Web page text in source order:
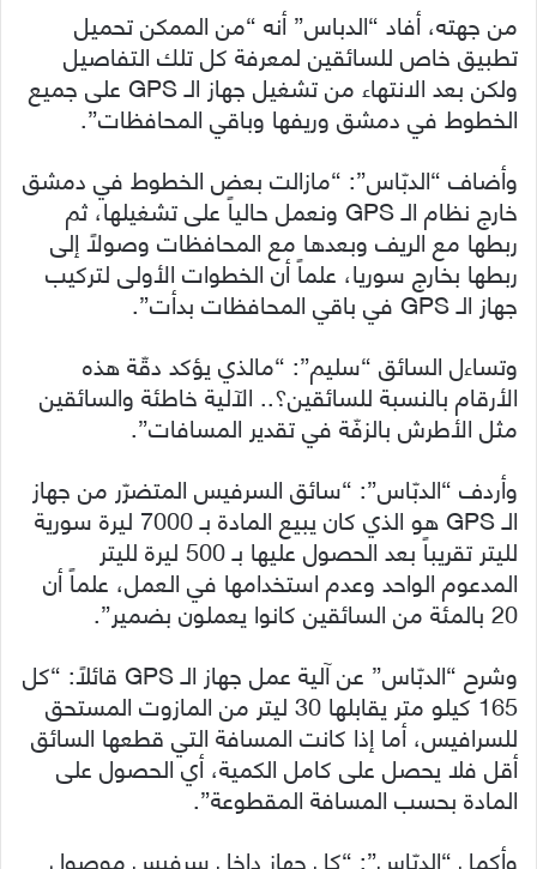
من جهته، أفاد “الدباس” أنه “من الممكن تحميل
تطبيق خاص للسائقين لمعرفة كل تلك التفاصيل
ولكن بعد الانتهاء من تشغيل جهاز الـ GPS على جميع
الخطوط في دمشق وريفها وباقي المحافظات”.
وأضاف “الدبّاس”: “مازالت بعض الخطوط في دمشق
خارج نظام الـ GPS ونعمل حالياً على تشغيلها، ثم
ربطها مع الريف وبعدها مع المحافظات وصولاً إلى
ربطها بخارج سوريا، علماً أن الخطوات الأولى لتركيب
جهاز الـ GPS في باقي المحافظات بدأت”.
وتساءل السائق “سليم”: “مالذي يؤكد دقّة هذه
الأرقام بالنسبة للسائقين؟.. الآلية خاطئة والسائقين
مثل الأطرش بالزفّة في تقدير المسافات”.
وأردف “الدبّاس”: “سائق السرفيس المتضرّر من جهاز
الـ GPS هو الذي كان يبيع المادة بـ 7000 ليرة سورية
لليتر تقريباً بعد الحصول عليها بـ 500 ليرة لليتر
المدعوم الواحد وعدم استخدامها في العمل، علماً أن
20 بالمئة من السائقين كانوا يعملون بضمير”.
وشرح “الدبّاس” عن آلية عمل جهاز الـ GPS قائلاً: “كل
165 كيلو متر يقابلها 30 ليتر من المازوت المستحق
للسرافيس، أما إذا كانت المسافة التي قطعها السائق
أقل فلا يحصل على كامل الكمية، أي الحصول على
المادة بحسب المسافة المقطوعة”.
وأكمل “الدبّاس”: “كل جهاز داخل سرفيس موصول